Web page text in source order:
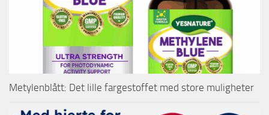
Metylenblått: Det lille fargestoffet med store muligheter